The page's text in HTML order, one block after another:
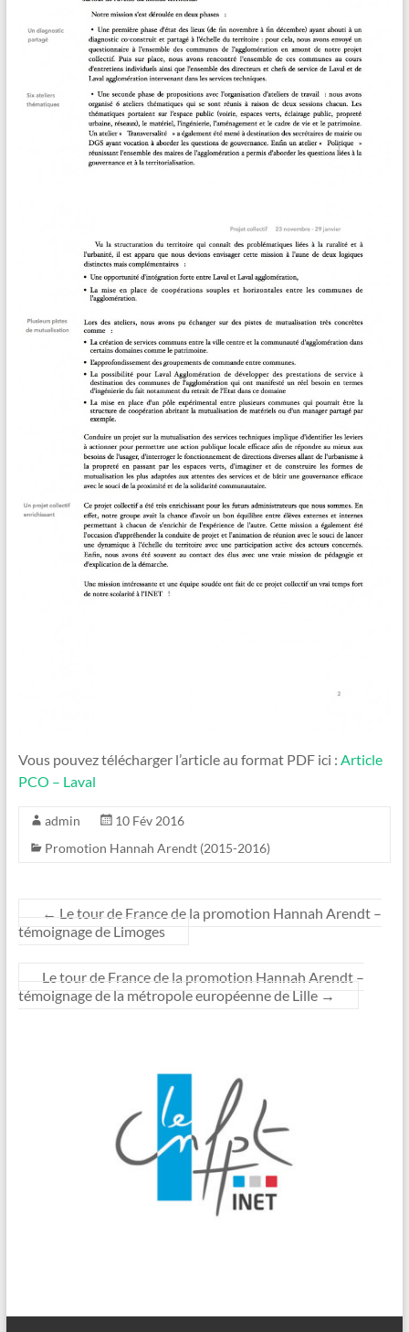
Vous pouvez télécharger l’article au format PDF ici : Article
PCO – Laval
admin
10 Fév 2016
Promotion Hannah Arendt (2015-2016)
← Le tour de France de la promotion Hannah Arendt –
témoignage de Limoges
Le tour de France de la promotion Hannah Arendt –
témoignage de la métropole européenne de Lille →